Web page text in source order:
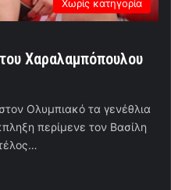
Χωρίς κατηγορία
Χαραλαμπόπουλου
Ολυμπιακό τα γενέθλια
περίμενε τον Βασίλη